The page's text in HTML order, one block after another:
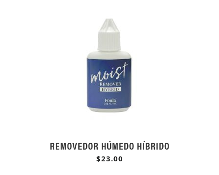
REMOVEDOR HÚMEDO HÍBRIDO
$23.00